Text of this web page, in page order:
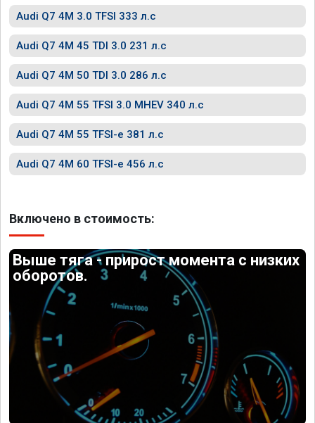
Audi Q7 4M 3.0 TFSI 333 л.с
Audi Q7 4M 45 TDI 3.0 231 л.с
Audi Q7 4M 50 TDI 3.0 286 л.с
Audi Q7 4M 55 TFSI 3.0 MHEV 340 л.с
Audi Q7 4M 55 TFSI-e 381 л.с
Audi Q7 4M 60 TFSI-e 456 л.с
Включено в стоимость:
Выше тяга - прирост момента с низких
оборотов.